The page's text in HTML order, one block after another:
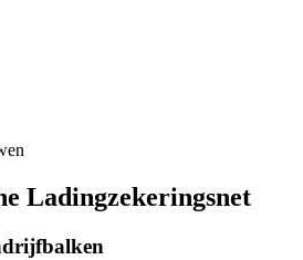
Ladingzekeringsnet